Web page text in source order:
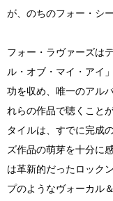
が、のちのフォー・シ
フォー・ラヴァーズは
ル・オブ・マイ・アイ
功を収め、唯一のアル
れらの作品で聴くこと
タイルは、すでに完成
ズ作品の萌芽を十分に
は革新的だったロック
プのようなヴォーカル